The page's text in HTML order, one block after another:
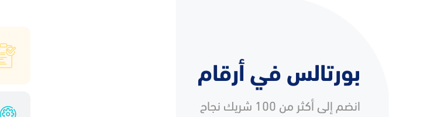
بورتالس في أرقام
انضم إلى أكثر من 100 شريك نجاح